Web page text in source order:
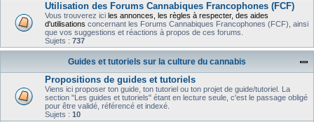
Utilisation des Forums Cannabiques Francophones (FCF)
Vous trouverez ici les annonces, les règles à respecter, des aides
d'utilisations concernant les Forums Cannabiques Francophones (FCF), ainsi
que vos suggestions et réactions à propos de ces forums.
Sujets : 737
Guides et tutoriels sur la culture du cannabis
Propositions de guides et tutoriels
Viens ici proposer ton guide, ton tutoriel ou ton projet de guide/tutoriel. La
section "Les guides et tutoriels" étant en lecture seule, c'est le passage obligé
pour être validé, référencé et indexé.
Sujets : 10